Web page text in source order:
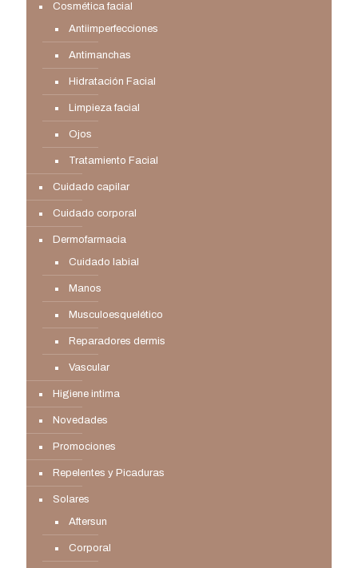
Cosmética facial
Antiimperfecciones
Antimanchas
Hidratación Facial
Limpieza facial
Ojos
Tratamiento Facial
Cuidado capilar
Cuidado corporal
Dermofarmacia
Cuidado labial
Manos
Musculoesquelético
Reparadores dermis
Vascular
Higiene intima
Novedades
Promociones
Repelentes y Picaduras
Solares
Aftersun
Corporal